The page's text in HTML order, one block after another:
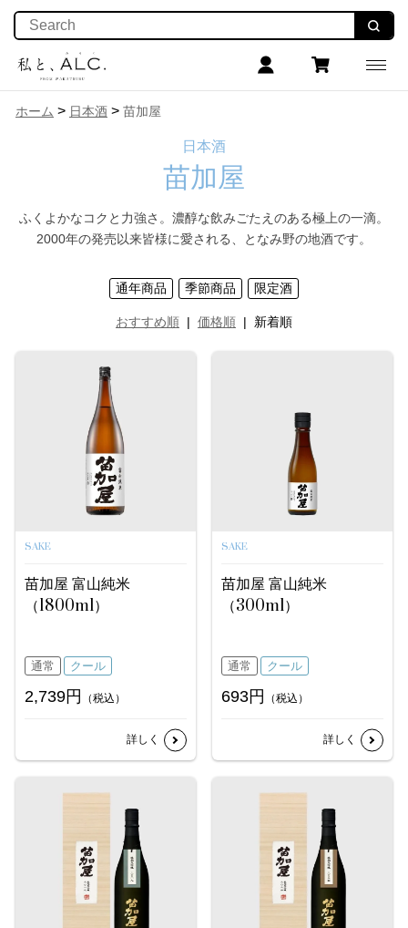
ホーム > 日本酒 > 苗加屋
日本酒
苗加屋
ふくよかなコクと力強さ。濃醇な飲みごたえのある極上の一滴。
2000年の発売以来皆様に愛される、となみ野の地酒です。
通年商品 季節商品 限定酒
おすすめ順 | 価格順 | 新着順
SAKE
苗加屋 富山純米
（1800ml）
通常 クール
2,739円 （税込）
詳しく
SAKE
苗加屋 富山純米
（300ml）
通常 クール
693円 （税込）
詳しく